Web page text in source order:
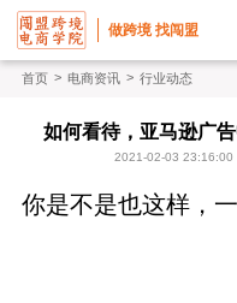
做跨境 找闯盟
首页 > 电商资讯 > 行业动态
如何看待，亚马逊广
2021-02-03 23:16:00
你是不是也这样，